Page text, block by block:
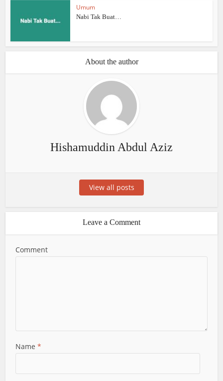
Umum
Nabi Tak Buat…
About the author
Hishamuddin Abdul Aziz
View all posts
Leave a Comment
Comment
Name*